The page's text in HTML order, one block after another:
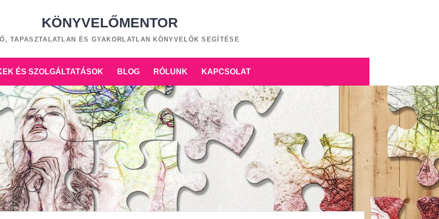
KÖNYVELŐMENTOR
TAPASZTALATLAN ÉS GYAKORLATLAN KÖNYVELŐK SEGÍTÉSE
ÉS SZOLGÁLTATÁSOK BLOG RÓLUNK KAPCSOLAT